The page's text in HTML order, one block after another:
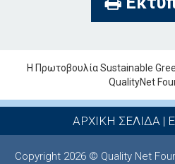
Η Πρωτοβουλία Sustainable
QualityNet
ΑΡΧΙΚΗ ΣΕΛΙΔΑ|
Copyright 2026 © Quality Net